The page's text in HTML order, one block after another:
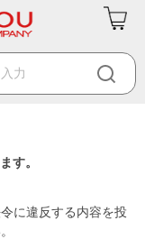
す。
に違反する内容を投